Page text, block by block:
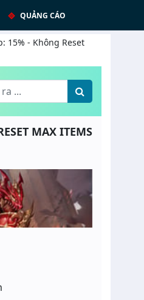
QUẢNG CÁO
15% - Không Reset
MAX ITEMS